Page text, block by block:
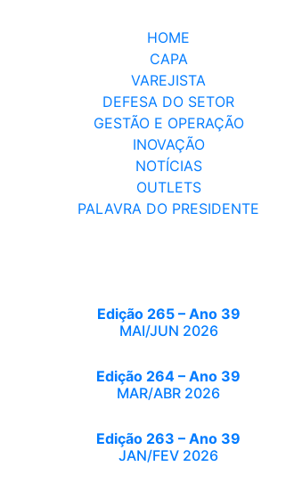
HOME
CAPA
VAREJISTA
DEFESA DO SETOR
GESTÃO E OPERAÇÃO
INOVAÇÃO
NOTÍCIAS
OUTLETS
PALAVRA DO PRESIDENTE
Edição 265 – Ano 39
MAI/JUN 2026
Edição 264 – Ano 39
MAR/ABR 2026
Edição 263 – Ano 39
JAN/FEV 2026